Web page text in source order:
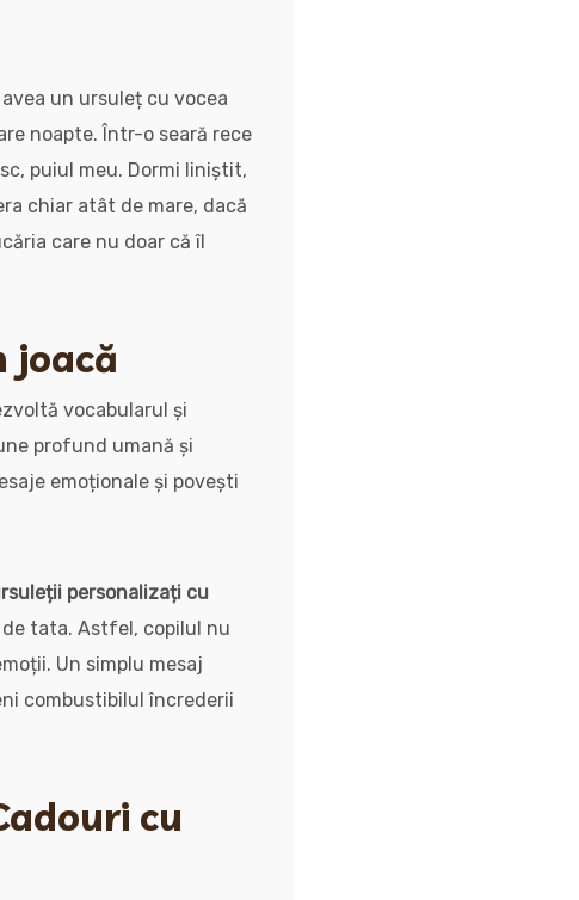
un ursuleț cu vocea
noapte. Într-o seară rece
puiul meu. Dormi liniștit,
chiar atât de mare, dacă
care nu doar că îl
joacă
vocabularul și
profund umană și
emoționale și povești
personalizați cu
tata. Astfel, copilul nu
Un simplu mesaj
combustibilul încrederii
cu